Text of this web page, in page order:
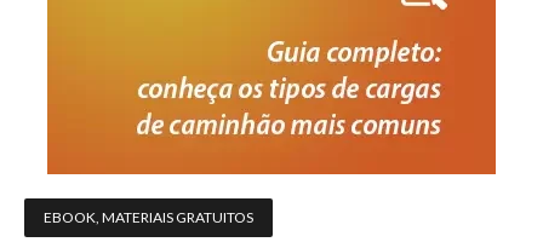
EBOOK MATERIAIS GRATUITOS